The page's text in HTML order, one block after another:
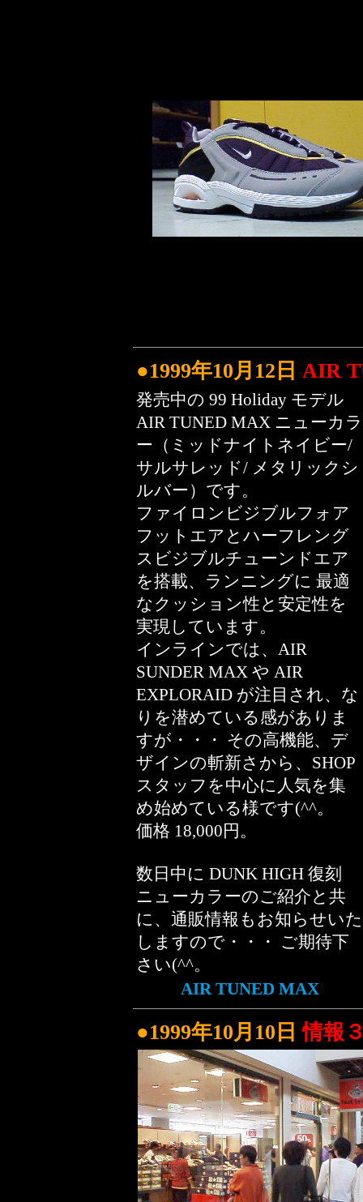
●1999年10月12日 AIR
発売中の 99 Holiday モデル
AIR TUNED MAX ニューカラ
ー（ミッドナイトネイビー/
サルサレッド/ メタリックシ
ルバー）です。
ファイロンビジブルフォア
フットエアとハーフレング
スビジブルチューンドエア
を搭載、ランニングに 最適
なクッション性と安定性を
実現しています。
インラインでは、AIR
SUNDER MAX や AIR
EXPLORAID が注目され、な
りを潜めている感がありま
すが・・・ その高機能、デ
ザインの斬新さから、SHOP
スタッフを中心に人気を集
め始めている様です(^^。
価格 18,000円。
数日中に DUNK HIGH 復刻
ニューカラーのご紹介と共
に、通販情報もお知らせいた
しますので・・・ ご期待下
さい(^^。
AIR TUNED MAX
●1999年10月10日情報